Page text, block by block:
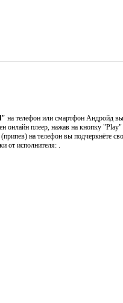
на телефон или смартфон Андройд
онлайн плеер, нажав на кнопку
на телефон вы подчеркнёте
от исполнителя: .